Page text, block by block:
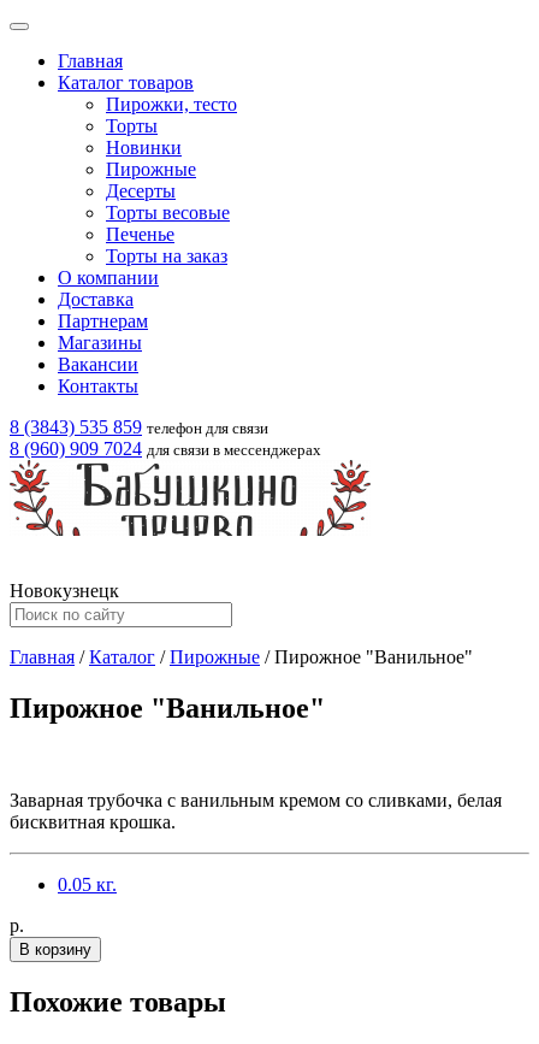
Главная
Каталог товаров
Пирожки, тесто
Торты
Новинки
Пирожные
Десерты
Торты весовые
Печенье
Торты на заказ
О компании
Доставка
Партнерам
Магазины
Вакансии
Контакты
8 (3843) 535 859 телефон для связи
8 (960) 909 7024 для связи в мессенджерах
Новокузнецк
Главная /Каталог /Пирожные /Пирожное "Ванильное"
Пирожное "Ванильное"
Заварная трубочка с ванильным кремом со сливками, белая
бисквитная крошка.
0.05 кг.
p.
В корзину
Похожие товары